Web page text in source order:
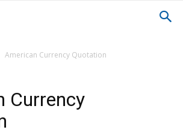
American Currency Quotation
Currency